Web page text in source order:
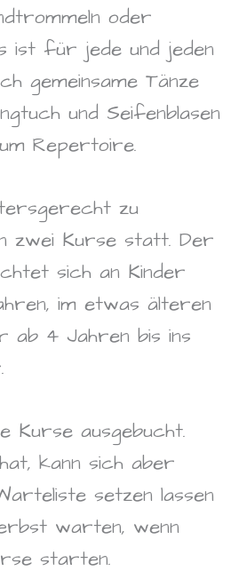
oder
ist für jede und jeden
gemeinsame Tänze
und Seifenblasen
Repertoire.
zu
zwei Kurse statt. Der
sich an Kinder
im etwas älteren
ab 4 Jahren bis ins
Kurse ausgebucht.
kann sich aber
setzen lassen
warten, wenn
starten.